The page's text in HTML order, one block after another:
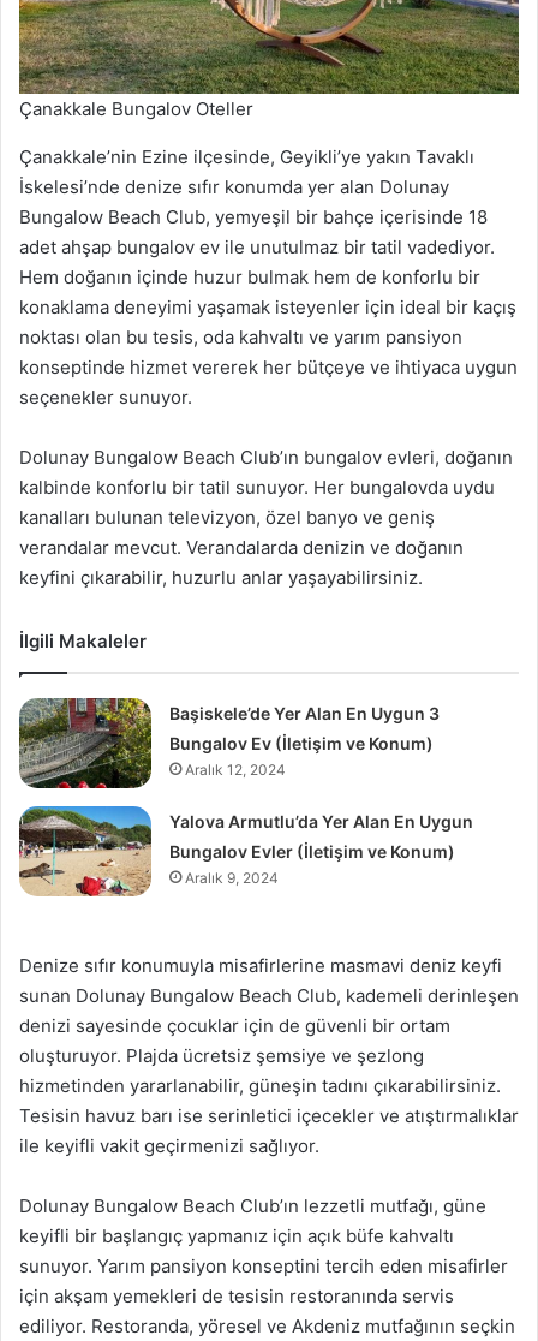
Çanakkale Bungalov Oteller
Çanakkale’nin Ezine ilçesinde, Geyikli’ye yakın Tavaklı
İskelesi’nde denize sıfır konumda yer alan Dolunay
Bungalow Beach Club, yemyeşil bir bahçe içerisinde 18
adet ahşap bungalov ev ile unutulmaz bir tatil vadediyor.
Hem doğanın içinde huzur bulmak hem de konforlu bir
konaklama deneyimi yaşamak isteyenler için ideal bir kaçış
noktası olan bu tesis, oda kahvaltı ve yarım pansiyon
konseptinde hizmet vererek her bütçeye ve ihtiyaca uygun
seçenekler sunuyor.
Dolunay Bungalow Beach Club’ın bungalov evleri, doğanın
kalbinde konforlu bir tatil sunuyor. Her bungalovda uydu
kanalları bulunan televizyon, özel banyo ve geniş
verandalar mevcut. Verandalarda denizin ve doğanın
keyfini çıkarabilir, huzurlu anlar yaşayabilirsiniz.
İlgili Makaleler
Başiskele’de Yer Alan En Uygun 3
Bungalov Ev (İletişim ve Konum)
Aralık 12, 2024
Yalova Armutlu’da Yer Alan En Uygun
Bungalov Evler (İletişim ve Konum)
Aralık 9, 2024
Denize sıfır konumuyla misafirlerine masmavi deniz keyfi
sunan Dolunay Bungalow Beach Club, kademeli derinleşen
denizi sayesinde çocuklar için de güvenli bir ortam
oluşturuyor. Plajda ücretsiz şemsiye ve şezlong
hizmetinden yararlanabilir, güneşin tadını çıkarabilirsiniz.
Tesisin havuz barı ise serinletici içecekler ve atıştırmalıklar
ile keyifli vakit geçirmenizi sağlıyor.
Dolunay Bungalow Beach Club’ın lezzetli mutfağı, güne
keyifli bir başlangıç yapmanız için açık büfe kahvaltı
sunuyor. Yarım pansiyon konseptini tercih eden misafirler
için akşam yemekleri de tesisin restoranında servis
ediliyor. Restoranda, yöresel ve Akdeniz mutfağının seçkin